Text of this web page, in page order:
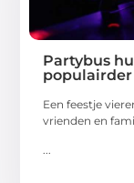
Partybus
populairder
Een feestje
vrienden en
...